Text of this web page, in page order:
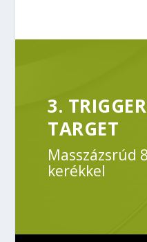
3.
TARGET
Masszázsrúd
kerékkel